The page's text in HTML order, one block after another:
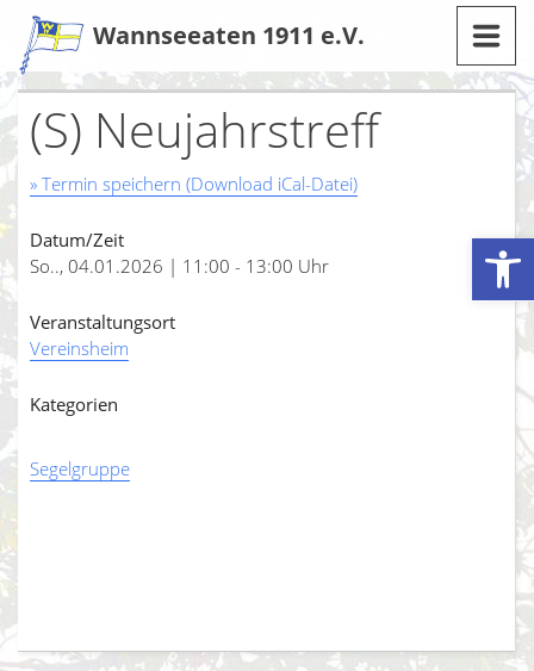
Werkzeugleiste öffnen
Zum
Inhalt
Wannseeaten 1911 e.V.
(S) Neujahrstreff
» Termin speichern (Download iCal-Datei)
Datum/Zeit
So.., 04.01.2026 | 11:00 - 13:00 Uhr
Veranstaltungsort
Vereinsheim
Kategorien
Segelgruppe